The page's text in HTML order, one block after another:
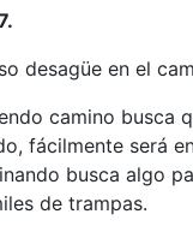
desagüe en el
camino busca
fácilmente será
busca algo
de trampas.